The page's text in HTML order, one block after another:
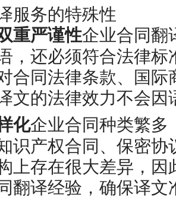
服务的特殊性
重严谨性企业合同翻
，还必须符合法律
合同法律条款、国
文的法律效力不会
化企业合同种类繁多
识产权合同、保密
上存在很大差异，
翻译经验，确保译文